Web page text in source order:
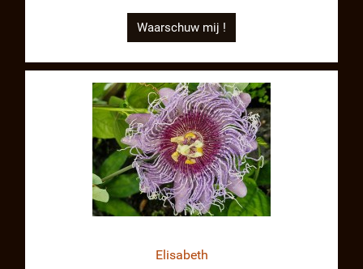
Waarschuw mij !
Elisabeth